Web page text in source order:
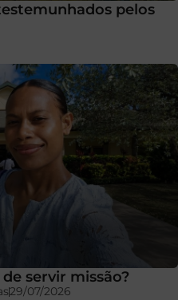
pelos
servir missão?
29/07/2026